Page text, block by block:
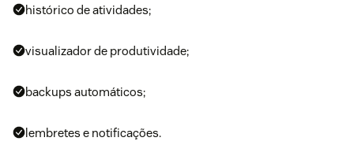
histórico de atividades;
visualizador de produtividade;
backups automáticos;
lembretes e notificações.